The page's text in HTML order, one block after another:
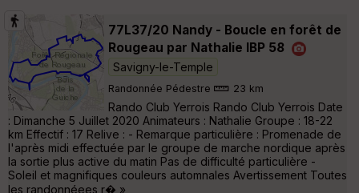
77L37/20 Nandy - Boucle en forêt de
Rougeau par Nathalie IBP 58
Savigny-le-Temple
Randonnée Pédestre 23 km
Rando Club Yerrois Rando Club Yerrois Date
: Dimanche 5 Juillet 2020 Animateurs : Nathalie Groupe : 18-22
km Effectif : 17 Relive : - Remarque particulière : Promenade de
l'après midi effectuée par le groupe de marche nordique après
la sortie plus active du matin Pas de difficulté particulière -
Soleil et magnifiques couleurs automnales Avertissement Toutes
les randonnéees r� »